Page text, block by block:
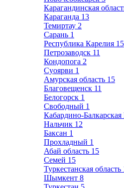
Карагандинская
Караганда 13
Темиртау 2
Сарань 1
Республика Карелия 15
Петрозаводск 11
Кондопога 2
Суоярви 1
Амурская область 15
Благовещенск 11
Белогорск 1
Свободный 1
Кабардино-Балкарская
Нальчик 12
Баксан 1
Прохладный 1
Абай область 15
Семей 15
Туркестанская область
Шымкент 8